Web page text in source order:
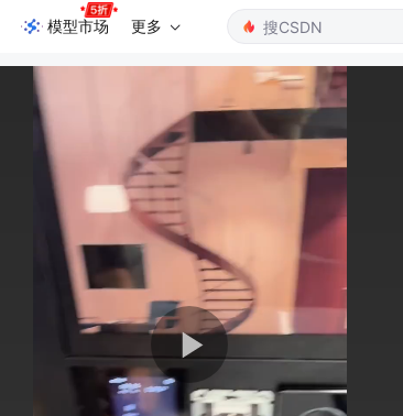
模型市场 更多